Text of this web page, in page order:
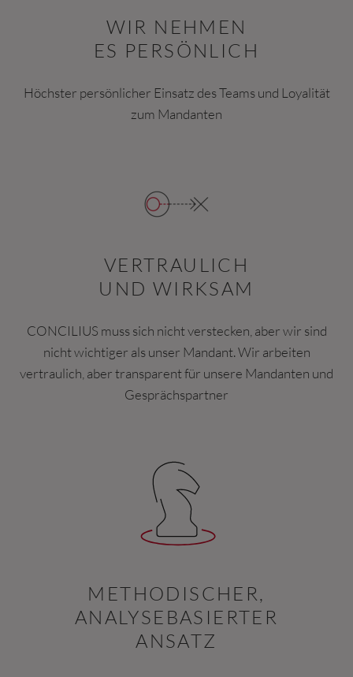
WIR NEHMEN
ES PERSÖNLICH
Höchster persönlicher Einsatz des Teams und Loyalität
zum Mandanten
VERTRAULICH
UND WIRKSAM
CONCILIUS muss sich nicht verstecken, aber wir sind
nicht wichtiger als unser Mandant. Wir arbeiten
vertraulich, aber transparent für unsere Mandanten und
Gesprächspartner
METHODISCHER,
ANALYSEBASIERTER
ANSATZ